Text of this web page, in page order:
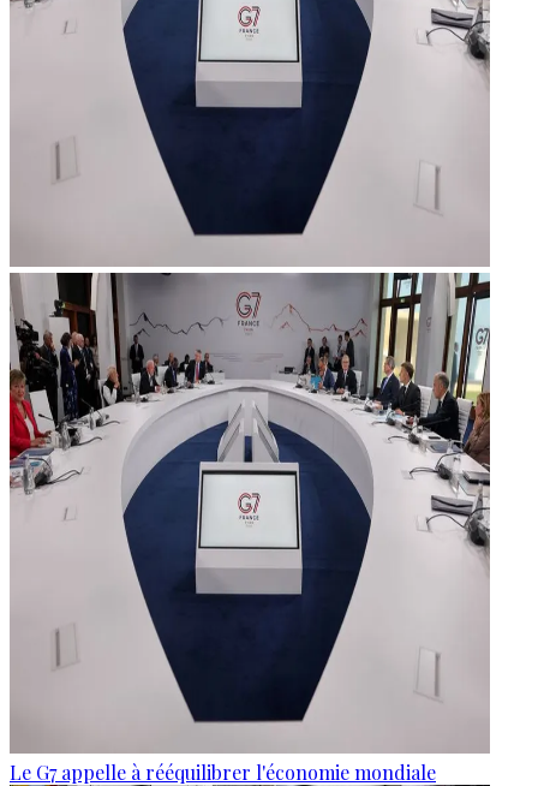
Le G7 appelle à rééquilibrer l'économie mondiale